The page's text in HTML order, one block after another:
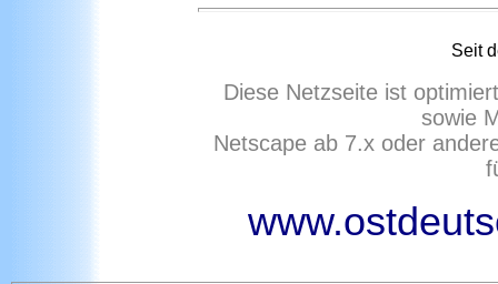
Seit
Diese Netzseite ist
sowie
Netscape ab 7.x oder